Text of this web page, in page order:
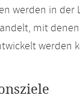
werden in der
mit
werden